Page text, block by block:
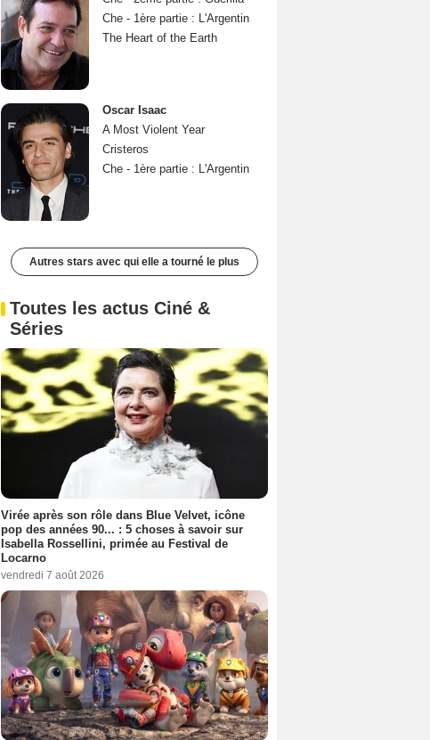
Che - 1ère partie : L'Argentin
The Heart of the Earth
Oscar Isaac
A Most Violent Year
Cristeros
Che - 1ère partie : L'Argentin
Autres stars avec qui elle a tourné le plus
Toutes les actus Ciné &
Séries
Virée après son rôle dans Blue Velvet, icône
pop des années 90... : 5 choses à savoir sur
Isabella Rossellini, primée au Festival de
Locarno
vendredi 7 août 2026